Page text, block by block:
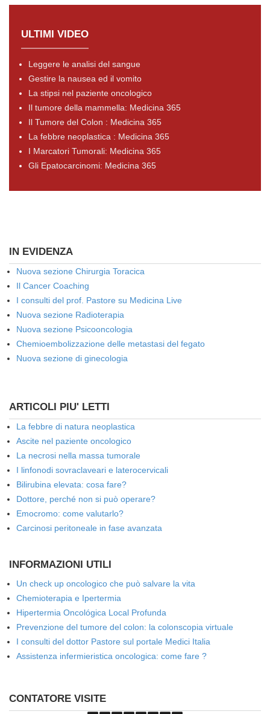
ULTIMI VIDEO
Leggere le analisi del sangue
Gestire la nausea ed il vomito
La stipsi nel paziente oncologico
Il tumore della mammella: Medicina 365
Il Tumore del Colon : Medicina 365
La febbre neoplastica : Medicina 365
I Marcatori Tumorali: Medicina 365
Gli Epatocarcinomi: Medicina 365
IN EVIDENZA
Nuova sezione Chirurgia Toracica
Il Cancer Coaching
I consulti del prof. Pastore su Medicina Live
Nuova sezione Radioterapia
Nuova sezione Psicooncologia
Chemioembolizzazione delle metastasi del fegato
Nuova sezione di ginecologia
ARTICOLI PIU' LETTI
La febbre di natura neoplastica
Ascite nel paziente oncologico
La necrosi nella massa tumorale
I linfonodi sovraclaveari e laterocervicali
Bilirubina elevata: cosa fare?
Dottore, perché non si può operare?
Emocromo: come valutarlo?
Carcinosi peritoneale in fase avanzata
INFORMAZIONI UTILI
Un check up oncologico che può salvare la vita
Chemioterapia e Ipertermia
Hipertermia Oncológica Local Profunda
Prevenzione del tumore del colon: la colonscopia virtuale
I consulti del dottor Pastore sul portale Medici Italia
Assistenza infermieristica oncologica: come fare ?
CONTATORE VISITE